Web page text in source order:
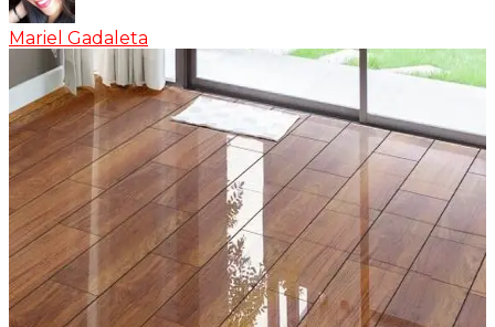
Mariel Gadaleta